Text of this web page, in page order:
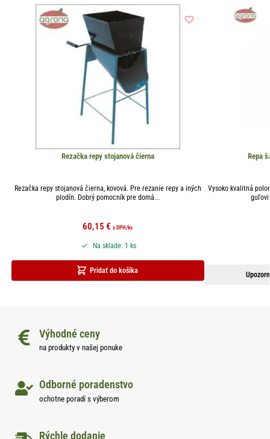
Rezačka repy stojanová čierna
Rezačka repy stojanová čierna, kovová. Pre rezanie repy a iných
plodín. Dobrý pomocník pre domá...
60,15€ s DPH/ks
Pridať do košíka
Na sklade: 1 ks
Repa
Vysoko kvalitná
Výhodné ceny
na produkty v našej ponuke
Odborné poradenstvo
ochotne poradí s výberom
Rýchle dodanie